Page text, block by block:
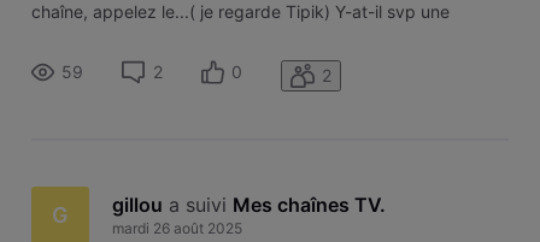
chaîne, appelez le...( je regarde Tipik) Y-at-il svp une
? Merci. Déjà éteint et remise en route sans résultat. Ha , il
semble y avoi
59 2 0 2
G gillou a suivi Mes chaînes TV.
mardi 26 août 2025